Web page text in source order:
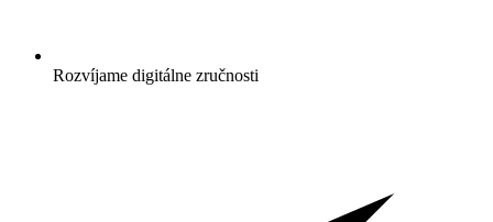
Rozvíjame digitálne zručnosti